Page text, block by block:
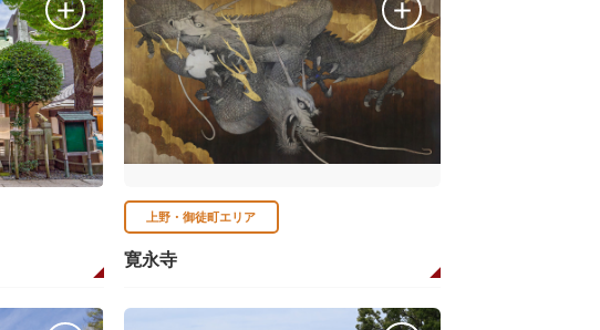
上野・御徒町エリア
寛永寺